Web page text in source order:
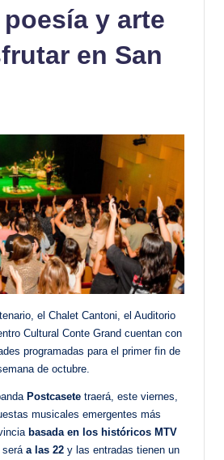
y arte
en San
el Chalet Cantoni, el Auditorio
Cultural Conte Grand cuentan con
programadas para el primer fin de
de octubre.
Postcasetetraerá, este viernes,
musicales emergentes más
basada en los históricos MTV
será a las 22 y las entradas tienen un